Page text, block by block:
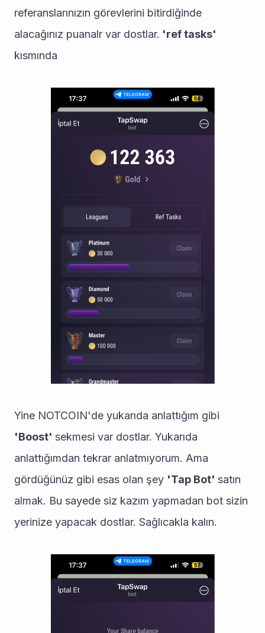
referanslarınızın görevlerini bitirdiğinde
alacağınız puanalr var dostlar.
kısmında
'Boost' sekmesi var dostlar. Yukarıda
anlattığımdan tekrar anlatmıyorum. Ama
gördüğünüz gibi esas olan şey 'Tap Bot' satın
almak. Bu sayede siz kazım yapmadan bot sizin
yerinize yapacak dostlar. Sağlıcakla kalın.